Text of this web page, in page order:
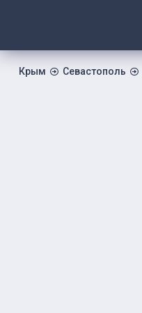
Крым Севастополь